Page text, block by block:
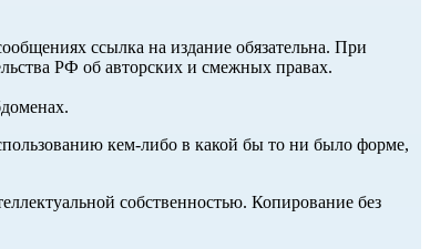
ссылка на издание обязательна. При
РФ об авторских и смежных правах.
кем-либо в какой бы то ни было форме,
собственностью. Копирование без